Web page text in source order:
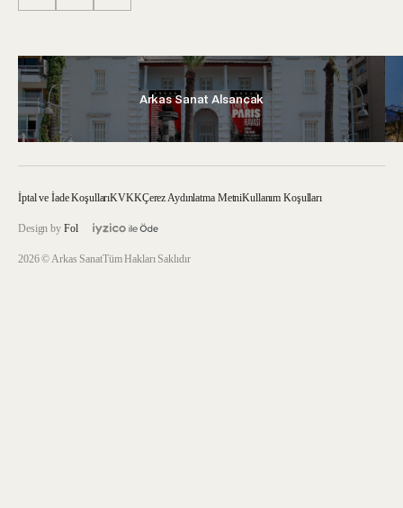
Arkas Sanat Alsancak
2026 © Arkas SanatTüm Hakları Saklıdır
İptal ve İade KoşullarıKVKKÇerez Aydınlatma MetniKullanım Koşulları
Design by Fol